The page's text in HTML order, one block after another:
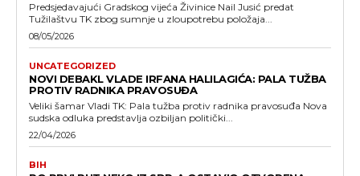
Predsjedavajući Gradskog vijeća Živinice Nail Jusić predat
Tužilaštvu TK zbog sumnje u zloupotrebu položaja...
08/05/2026
UNCATEGORIZED
NOVI DEBAKL VLADE IRFANA HALILAGIĆA: PALA TUŽBA
PROTIV RADNIKA PRAVOSUĐA
Veliki šamar Vladi TK: Pala tužba protiv radnika pravosuđa Nova
sudska odluka predstavlja ozbiljan politički...
22/04/2026
BIH